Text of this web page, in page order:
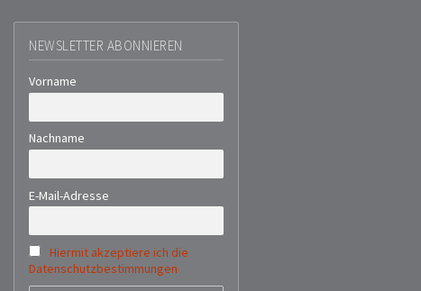
NEWSLETTER ABONNIEREN
Vorname
Nachname
E-Mail-Adresse
Hiermit akzeptiere ich die
Datenschutzbestimmungen